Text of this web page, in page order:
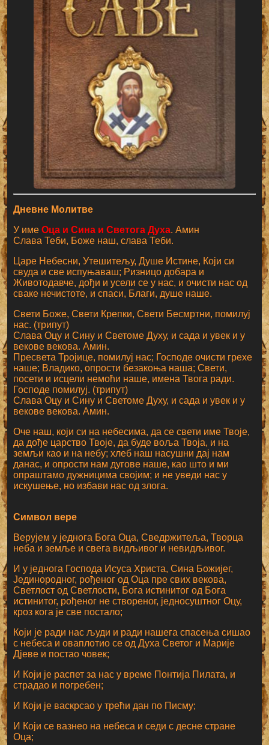
Дневне Молитве
У имеОца и Сина и Светога Духа. Амин
Слава Теби, Боже наш, слава Теби.
Царе Небесни, Утешитељу, Душе Истине, Који си
свуда и све испуњаваш; Ризницо добара и
Животодавче, дођи и усели се у нас, и очисти нас од
сваке нечистоте, и спаси, Благи, душе наше.
Свети Боже, Свети Крепки, Свети Бесмртни, помилуј
нас. (трипут)
Слава Оцу и Сину и Светоме Духу, и сада и увек и у
векове векова. Амин.
Пресвета Тројице, помилуј нас; Господе очисти грехе
наше; Владико, опрости безакоња наша; Свети,
посети и исцели немоћи наше, имена Твога ради.
Господе помилуј. (трипут)
Слава Оцу и Сину и Светоме Духу, и сада и увек и у
векове векова. Амин.
Оче наш, који си на небесима, да се свети име Твоје,
да дође царство Твоје, да буде воља Твоја, и на
земљи као и на небу; хлеб наш насушни дај нам
данас, и опрости нам дугове наше, као што и ми
опраштамо дужницима својим; и не уведи нас у
искушење, но избави нас од злога.
Символ вере
Верујем у једнога Бога Оца, Сведржитеља, Творца
неба и земље и свега видљивог и невидљивог.
И у једнога Господа Исуса Христа, Сина Божијег,
Јединородног, рођеног од Оца пре свих векова,
Светлост од Светлости, Бога истинитог од Бога
истинитог, рођеног не створеног, једносуштног Оцу,
кроз кога је све постало;
Који је ради нас људи и ради нашега спасења сишао
с небеса и оваплотио се од Духа Светог и Марије
Дјеве и постао човек;
И Који је распет за нас у време Понтија Пилата, и
страдао и погребен;
И Који је васкрсао у трећи дан по Писму;
И Који се вазнео на небеса и седи с десне стране
Оца;